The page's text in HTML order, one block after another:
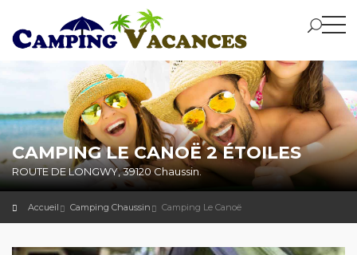
CAMPING LE CANOË 2 ÉTOILES
ROUTE DE LONGWY, 39120 Chaussin.
Accueil Camping Chaussin Camping Le Canoë